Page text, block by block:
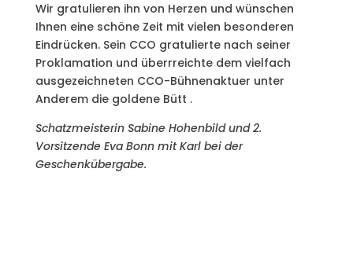
Wir gratulieren ihn von Herzen und wünschen
Ihnen eine schöne Zeit mit vielen besonderen
Eindrücken. Sein CCO gratulierte nach seiner
Proklamation und überrreichte dem vielfach
ausgezeichneten CCO-Bühnenaktuer unter
Anderem die goldene Bütt .
Schatzmeisterin Sabine Hohenbild und 2.
Vorsitzende Eva Bonn mit Karl bei der
Geschenkübergabe.